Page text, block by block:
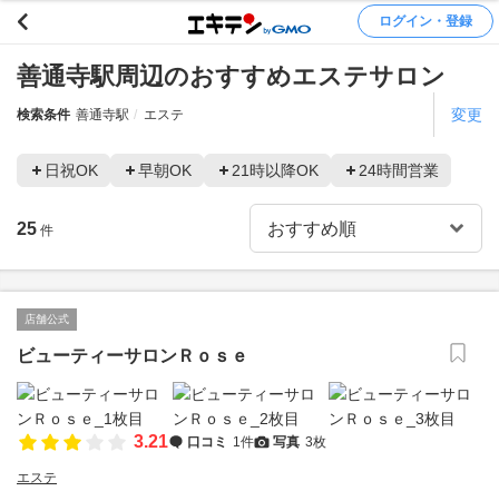
ログイン・登録
善通寺駅周辺のおすすめエステサロン
検索条件 善通寺駅 エステ 変更
日祝OK 早朝OK 21時以降OK 24時間営業
25 件
店舗公式
ビューティーサロンＲｏｓｅ
3.21 口コミ 1件 写真 3枚
エステ